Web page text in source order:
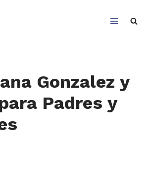
Gonzalez y
Padres y